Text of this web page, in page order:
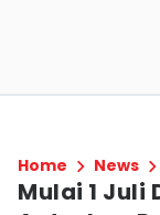
Home News
Mulai 1 Juli